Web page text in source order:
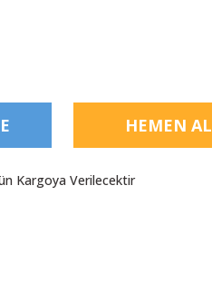
HEMEN AL
Kargoya Verilecektir